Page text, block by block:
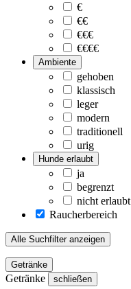
€
€€
€€€
€€€€
Ambiente
gehoben
klassisch
leger
modern
traditionell
urig
Hunde erlaubt
ja
begrenzt
nicht erlaubt
Raucherbereich
Alle Suchfilter anzeigen
Getränke
Getränke schließen